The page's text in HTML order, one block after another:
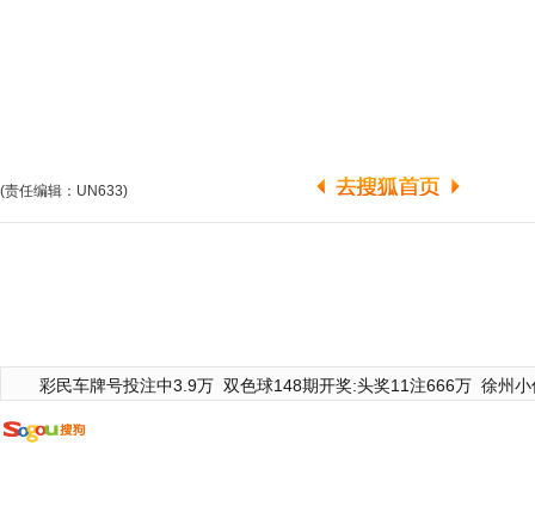
(责任编辑：UN633)
彩民车牌号投注中3.9万 双色球148期开奖:头奖11注666万 徐州